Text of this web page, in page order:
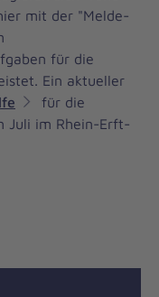
mit der "Melde-
für die
Ein aktueller
für die
Juli im Rhein-Erft-